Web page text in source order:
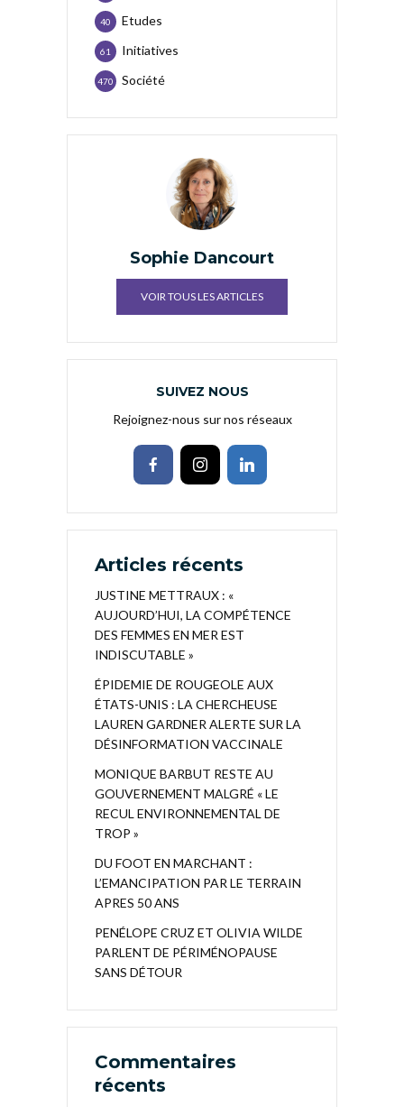
Etudes
40
Initiatives
61
Société
470
Sophie Dancourt
VOIR TOUS LES ARTICLES
SUIVEZ NOUS
Rejoignez-nous sur nos réseaux
Articles récents
JUSTINE METTRAUX : «
AUJOURD’HUI, LA COMPÉTENCE
DES FEMMES EN MER EST
INDISCUTABLE »
ÉPIDEMIE DE ROUGEOLE AUX
ÉTATS-UNIS : LA CHERCHEUSE
LAUREN GARDNER ALERTE SUR LA
DÉSINFORMATION VACCINALE
MONIQUE BARBUT RESTE AU
GOUVERNEMENT MALGRÉ « LE
RECUL ENVIRONNEMENTAL DE
TROP »
DU FOOT EN MARCHANT :
L’EMANCIPATION PAR LE TERRAIN
APRES 50 ANS
PENÉLOPE CRUZ ET OLIVIA WILDE
PARLENT DE PÉRIMÉNOPAUSE
SANS DÉTOUR
Commentaires
récents